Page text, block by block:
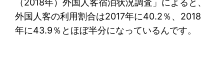
（2018年）外国人客宿泊状況調査」によると、
外国人客の利用割合は2017年に40.2％、2018
年に43.9％とほぼ半分になっているんです。